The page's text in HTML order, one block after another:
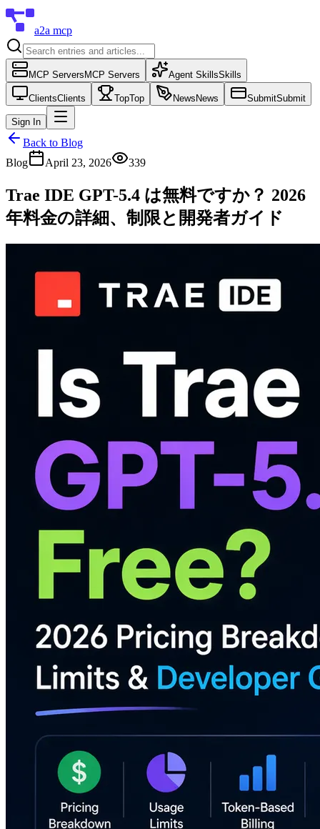
a2a mcp
MCP Servers MCP Servers Agent SkillsSkills
ClientsClients TopTop News News SubmitSubmit
Sign In
Back to Blog
Blog
April 23, 2026 339
Trae IDE GPT-5.4 は無料ですか？ 2026
年料金の詳細、制限と開発者ガイド